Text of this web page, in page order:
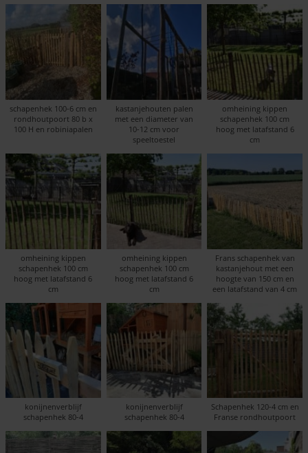
schapenhek 100-6 cm en
rondhoutpoort 80 b x
100 H en robiniapalen
kastanjehouten palen
met een diameter van
10-12 cm voor
speeltoestel
omheining kippen
schapenhek 100 cm
hoog met latafstand 6
cm
omheining kippen
schapenhek 100 cm
hoog met latafstand 6
cm
omheining kippen
schapenhek 100 cm
hoog met latafstand 6
cm
Frans schapenhek van
kastanjehout met een
hoogte van 150 cm en
een latafstand van 4 cm
konijnenverblijf
schapenhek 80-4
konijnenverblijf
schapenhek 80-4
Schapenhek 120-4 cm en
Franse rondhoutpoort